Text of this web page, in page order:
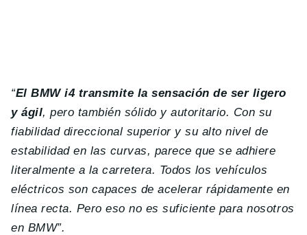
“El BMW i4 transmite la sensación de ser ligero
y ágil, pero también sólido y autoritario. Con su
fiabilidad direccional superior y su alto nivel de
estabilidad en las curvas, parece que se adhiere
literalmente a la carretera. Todos los vehículos
eléctricos son capaces de acelerar rápidamente en
línea recta. Pero eso no es suficiente para nosotros
en BMW”.